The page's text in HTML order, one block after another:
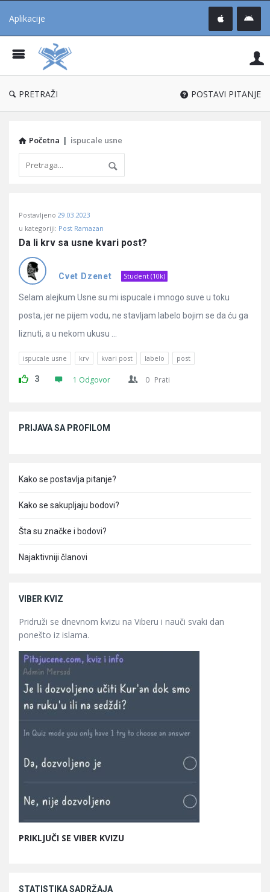
Aplikacije
®
PRETRAŽI POSTAVI PITANJE
Početna | ispucale usne
Učene
Latest
Pitanja
Postavljeno 29.03.2023
u kategoriji: Post Ramazan
Da li krv sa usne kvari post?
Cvet Dzenet Student (10k)
Selam alejkum Usne su mi ispucale i mnogo suve u toku
posta, jer ne pijem vodu, ne stavljam labelo bojim se da ću ga
liznuti, a u nekom ukusu ...
ispucale usne krv kvari post labelo post
3 1 Odgovor 0 Prati
PRIJAVA SA PROFILOM
Kako se postavlja pitanje?
Kako se sakupljaju bodovi?
Šta su značke i bodovi?
Najaktivniji članovi
VIBER KVIZ
Pridruži se dnevnom kvizu na Viberu i nauči svaki dan
ponešto iz islama.
PRIKLJUČI SE VIBER KVIZU
STATISTIKA SADRŽAJA